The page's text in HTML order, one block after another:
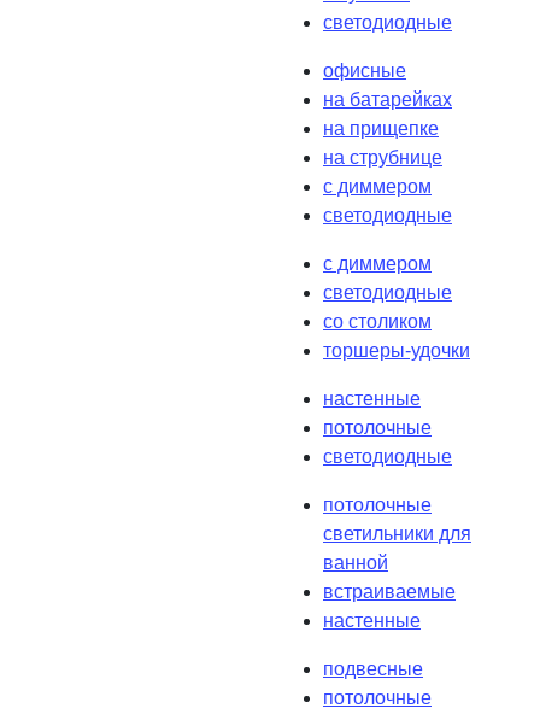
светодиодные
офисные
на батарейках
на прищепке
на струбнице
с диммером
светодиодные
с диммером
светодиодные
со столиком
торшеры-удочки
настенные
потолочные
светодиодные
потолочные
светильники для
ванной
встраиваемые
настенные
подвесные
потолочные